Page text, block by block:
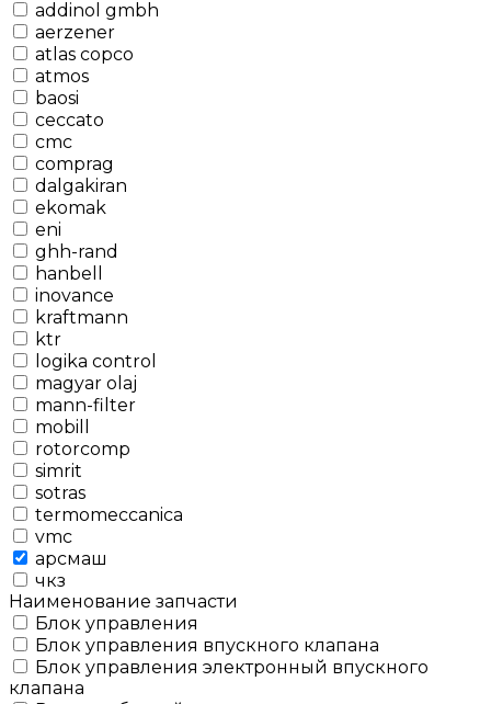
addinol gmbh
aerzener
atlas copco
atmos
baosi
ceccato
cmc
comprag
dalgakiran
ekomak
eni
ghh-rand
hanbell
inovance
kraftmann
ktr
logika control
magyar olaj
mann-filter
mobill
rotorcomp
simrit
sotras
termomeccanica
vmc
арсмаш
чкз
Наименование запчасти
Блок управления
Блок управления впускного клапана
Блок управления электронный впускного
клапана